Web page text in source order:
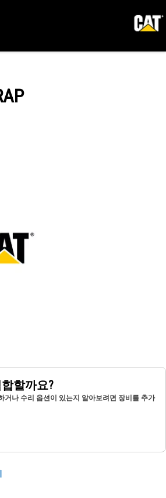
할까요?
거나 수리 옵션이 있는지 알아보려면 장비를 추가